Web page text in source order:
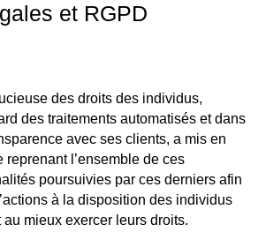
et RGPD
des droits des individus,
des traitements automatisés et dans
avec ses clients, a mis en
l’ensemble de ces
poursuivies par ces derniers afin
à la disposition des individus
au mieux exercer leurs droits.